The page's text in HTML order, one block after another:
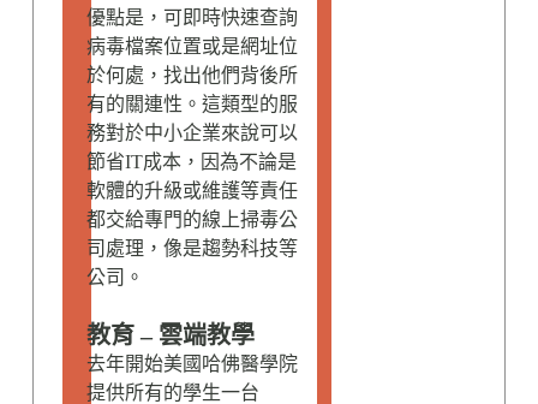
優點是，可即時快速查詢
病毒檔案位置或是網址位
於何處，找出他們背後所
有的關連性。這類型的服
務對於中小企業來說可以
節省IT成本，因為不論是
軟體的升級或維護等責任
都交給專門的線上掃毒公
司處理，像是趨勢科技等
公司。
教育 – 雲端教學
去年開始美國哈佛醫學院
提供所有的學生一台